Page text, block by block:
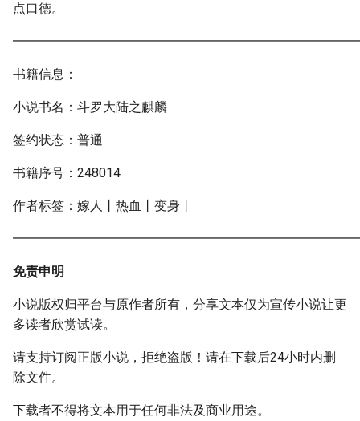
点口德。
书籍信息：
小说书名：斗罗大陆之麒麟
签约状态：普通
书籍序号：248014
作者标签：嫁人丨热血丨变身丨
免责申明
小说版权归平台与原作者所有，分享文本仅为宣传小说让更
多读者欣赏试读。
请支持订阅正版小说，拒绝盗版！请在下载后24小时内删
除文件。
下载者不得将文本用于任何非法及商业用途。